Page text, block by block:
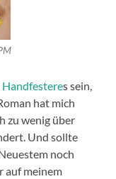
Handfesteres sein,
hat mich
zu wenig über
Und sollte
noch
auf meinem